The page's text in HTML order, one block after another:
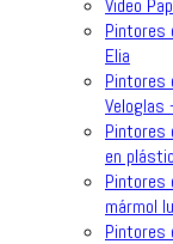
Video
Pintores
Elia
Pintores
Veloglas
Pintores
en
Pintores
mármol
Pintores